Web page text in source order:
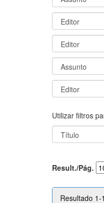
Utilizar filtros
Result./Pág.
Resultado 1-